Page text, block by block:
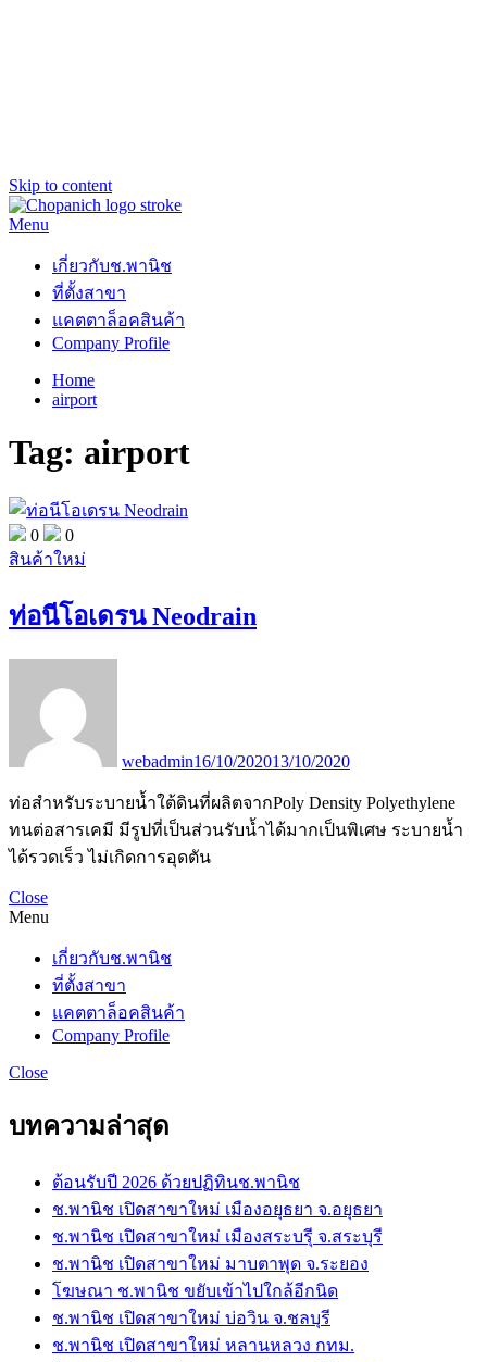
Skip to content
Menu
เกี่ยวกับช.พานิช
ที่ตั้งสาขา
แคตตาล็อคสินค้า
Company Profile
Home
airport
Tag: airport
0
0
สินค้าใหม่
ท่อนีโอเดรน Neodrain
webadmin16/10/202013/10/2020
ท่อสำหรับระบายน้ำใต้ดินที่ผลิตจากPoly Density Polyethylene
ทนต่อสารเคมี มีรูปที่เป็นส่วนรับน้ำได้มากเป็นพิเศษ ระบายน้ำ
ได้รวดเร็ว ไม่เกิดการอุดตัน
Close
Menu
เกี่ยวกับช.พานิช
ที่ตั้งสาขา
แคตตาล็อคสินค้า
Company Profile
Close
บทความล่าสุด
ต้อนรับปี 2026 ด้วยปฏิทินช.พานิช
ช.พานิช เปิดสาขาใหม่ เมืองอยุธยา จ.อยุธยา
ช.พานิช เปิดสาขาใหม่ เมืองสระบรุี จ.สระบุรี
ช.พานิช เปิดสาขาใหม่ มาบตาพุด จ.ระยอง
โฆษณา ช.พานิช ขยับเข้าไปใกล้อีกนิด
ช.พานิช เปิดสาขาใหม่ บ่อวิน จ.ชลบุรี
ช.พานิช เปิดสาขาใหม่ หลานหลวง กทม.